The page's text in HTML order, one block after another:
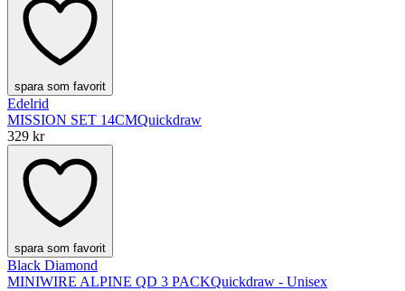
spara som favorit
Edelrid
MISSION SET 14CMQuickdraw
329 kr
spara som favorit
Black Diamond
MINIWIRE ALPINE QD 3 PACKQuickdraw - Unisex